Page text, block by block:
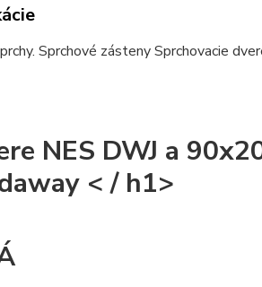
Sprchové zásteny Sprchovacie
NES DWJ a
< / h1>